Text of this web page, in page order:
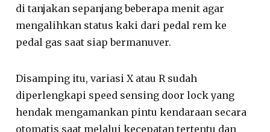
di tanjakan sepanjang beberapa menit agar
mengalihkan status kaki dari pedal rem ke
pedal gas saat siap bermanuver.
Disamping itu, variasi X atau R sudah
diperlengkapi speed sensing door lock yang
hendak mengamankan pintu kendaraan secara
otomatis saat melalui kecepatan tertentu dan